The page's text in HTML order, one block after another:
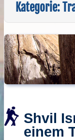
Kategorie:
Shvil
einem